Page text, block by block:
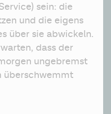
sein: die
und die eigens
über sie abwickeln.
dass der
ungebremst
überschwemmt